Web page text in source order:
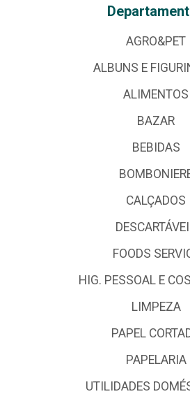
AGRO&PET
ALBUNS E
ALIMENTOS
BAZAR
BEBIDAS
CALÇADOS
FOODS
HIG. PESSOAL E
LIMPEZA
PAPEL
PAPELARIA
UTILIDADES